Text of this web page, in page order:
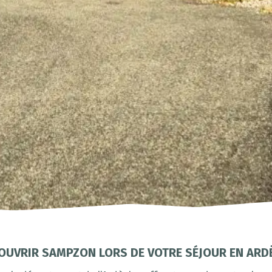
SAMPZON LORS DE VOTRE SÉJOUR EN